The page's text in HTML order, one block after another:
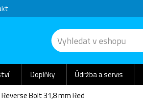
Doplňky Údržba a servis
Bolt 31,8 mm Red